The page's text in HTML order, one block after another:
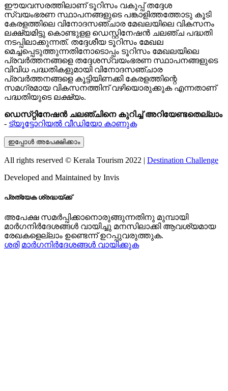
ഈയവസരത്തിലാണ്‌ ടൂറിസം വകുപ്പ്‌ തദ്ദേശ
സ്വയംഭരണ സ്ഥാപനങ്ങളുടെ പങ്കാളിത്തത്തോടു കൂടി
കേരളത്തിലെ വിനോദസഞ്ചാര മേഖലയിലെ വികസനം
ലക്ഷ്യമിട്ടു കൊണ്ടുളള ഡെസ്റ്റിനേഷന്‍ ചലഞ്ച പദ്ധതി
നടപ്പിലാക്കുന്നത്‌. തദ്ദേശീയ ടൂറിസം മേഖല
മെച്ചപ്പെടുത്തുന്നതിനോടൊപ്പം ടൂറിസം മേഖലയിലെ
പ്രവര്‍ത്തനങ്ങളെ തദ്ദേശസ്വയംഭരണ സ്ഥാപനങ്ങളുടെ
വിവിധ പദ്ധതികളുമായി വിനോദസഞ്ചാര
പ്രവര്‍ത്തനങ്ങളെ കൂട്ടിയിണക്കി കേരളത്തിന്റെ
സമഗ്രമായ വികസനത്തിന്‌ വഴിയൊരുക്കുക എന്നതാണ്‌
പദ്ധതിയുടെ ലക്ഷ്യം.
ഡെസ്‌റ്റിനേഷന്‍ ചലഞ്ചിനെ കുറിച്ച്‌ അറിയേണ്ടതെല്ലാം
- ട്യൂട്ടോറിയല്‍ വീഡിയോ കാണുക
ഇപ്പോള്‍ അപേക്ഷിക്കാം
All rights reserved © Kerala Tourism 2022 | Destination Challenge
Developed and Maintained by ​ Invis
പ്രത്യേക ശ്രദ്ധയ്‌ക്ക്‌
അപേക്ഷ സമര്‍പ്പിക്കാനൊരുങ്ങുന്നതിനു മുമ്പായി
മാര്‍ഗനിര്‍ദേശങ്ങള്‍ വായിച്ചു മനസിലാക്കി ആവശ്യമായ
രേഖകളെല്ലാം ഉണ്ടെന്ന്‌ ഉറപ്പുവരുത്തുക.
ശരി മാര്‍ഗനിര്‍ദേശങ്ങള്‍ വായിക്കുക